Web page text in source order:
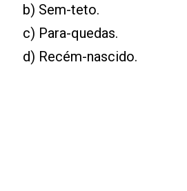
b) Sem-teto.
c) Para-quedas.
d) Recém-nascido.